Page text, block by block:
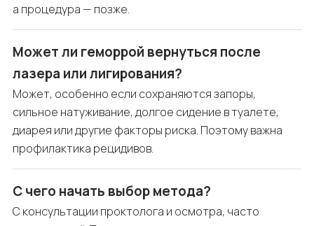
а процедура — позже.
Может ли геморрой вернуться после
лазера или лигирования?
Может, особенно если сохраняются запоры,
сильное натуживание, долгое сидение в туалете,
диарея или другие факторы риска. Поэтому важна
профилактика рецидивов.
С чего начать выбор метода?
С консультации проктолога и осмотра, часто